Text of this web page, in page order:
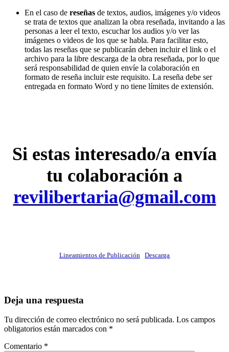
En el caso de reseñas de textos, audios, imágenes y/o videos
se trata de textos que analizan la obra reseñada, invitando a las
personas a leer el texto, escuchar los audios y/o ver las
imágenes o videos de los que se habla. Para facilitar esto,
todas las reseñas que se publicarán deben incluir el link o el
archivo para la libre descarga de la obra reseñada, por lo que
será responsabilidad de quien envíe la colaboración en
formato de reseña incluir este requisito. La reseña debe ser
entregada en formato Word y no tiene límites de extensión.
Si estas interesado/a envía
tu colaboración a
revilibertaria@gmail.com
Lineamientos de Publicación Descarga
Deja una respuesta
Tu dirección de correo electrónico no será publicada. Los campos
obligatorios están marcados con *
Comentario *